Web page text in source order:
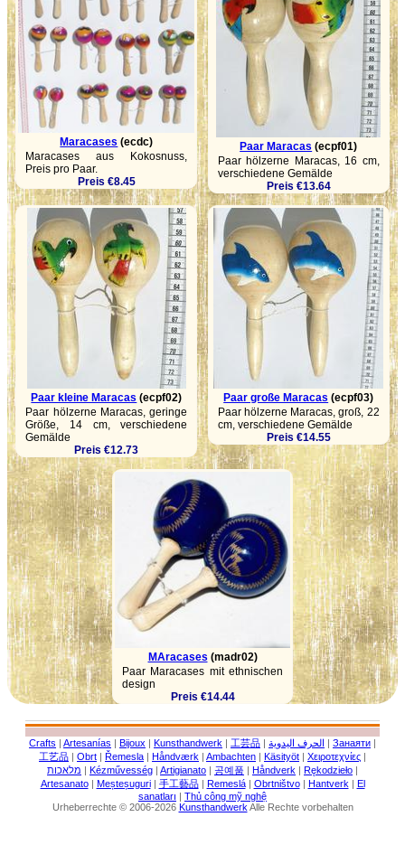
Maracases (ecdc)
Maracases aus Kokosnuss,
Preis pro Paar.
Preis €8.45
Paar Maracas (ecpf01)
Paar hölzerne Maracas, 16 cm,
verschiedene Gemälde
Preis €13.64
Paar kleine Maracas (ecpf02)
Paar hölzerne Maracas, geringe
Größe, 14 cm, verschiedene
Gemälde
Preis €12.73
Paar große Maracas (ecpf03)
Paar hölzerne Maracas, groß, 22
cm, verschiedene Gemälde
Preis €14.55
MAracases (madr02)
Paar Maracases mit ethnischen
design
Preis €14.44
Crafts | Artesanías | Bijoux | Kunsthandwerk | 工芸品 | الحرف اليدوية | Занаяти |
工艺品 | Obrt | Řemesla | Håndværk | Ambachten | Käsityöt | Χειροτεχνίες |
מלאכות | Kézművesség | Artigianato | 공예품 | Håndverk | Rękodzieło |
Artesanato| Meșteșuguri| 手工藝品| Remeslá| Obrtništvo| Hantverk | El
sanatları | Thủ công mỹ nghệ
Urheberrechte © 2006-2026 Kunsthandwerk Alle Rechte vorbehalten